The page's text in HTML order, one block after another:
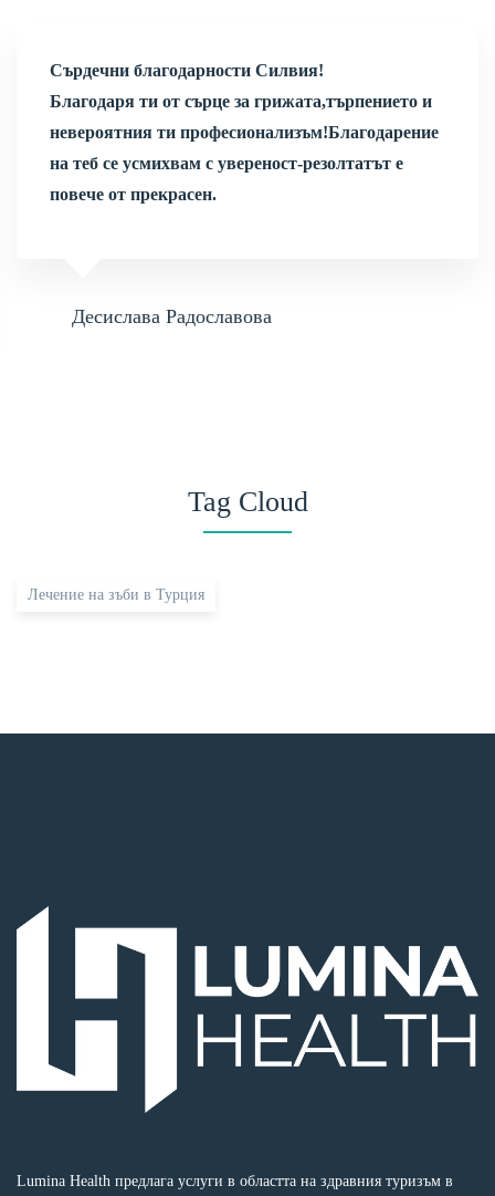
Сърдечни благодарности Силвия!
Благодаря ти от сърце за грижата,търпението и
невероятния ти професионализъм!Благодарение
на теб се усмихвам с увереност-резолтатът е
повече от прекрасен.
Десислава Радославова
Tag Cloud
Лечение на зъби в Турция
Lumina Health предлага услуги в областта на здравния туризъм в